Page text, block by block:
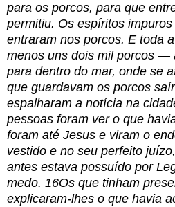
para os porcos, para que
permitiu. Os espíritos
entraram nos porcos. E toda
menos uns dois mil porcos —
para dentro do mar, onde se
que guardavam os porcos
espalharam a notícia na
pessoas foram ver o que
foram até Jesus e viram o
vestido e no seu perfeito
antes estava possuído por
medo. 16Os que tinham
explicaram-lhes o que havia